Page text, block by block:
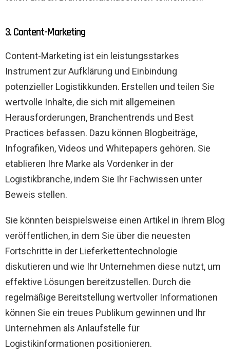
3. Content-Marketing
Content-Marketing ist ein leistungsstarkes
Instrument zur Aufklärung und Einbindung
potenzieller Logistikkunden. Erstellen und teilen Sie
wertvolle Inhalte, die sich mit allgemeinen
Herausforderungen, Branchentrends und Best
Practices befassen. Dazu können Blogbeiträge,
Infografiken, Videos und Whitepapers gehören. Sie
etablieren Ihre Marke als Vordenker in der
Logistikbranche, indem Sie Ihr Fachwissen unter
Beweis stellen.
Sie könnten beispielsweise einen Artikel in Ihrem Blog
veröffentlichen, in dem Sie über die neuesten
Fortschritte in der Lieferkettentechnologie
diskutieren und wie Ihr Unternehmen diese nutzt, um
effektive Lösungen bereitzustellen. Durch die
regelmäßige Bereitstellung wertvoller Informationen
können Sie ein treues Publikum gewinnen und Ihr
Unternehmen als Anlaufstelle für
Logistikinformationen positionieren.